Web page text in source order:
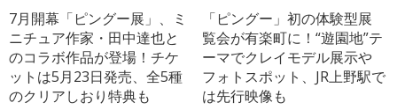
7月開幕「ピングー展」、ミ
ニチュア作家・田中達也と
のコラボ作品が登場！チケ
ットは5月23日発売、全5種
のクリアしおり特典も
「ピングー」初の体験型展
覧会が有楽町に！“遊園地”テ
ーマでクレイモデル展示や
フォトスポット、JR上野駅で
は先行映像も